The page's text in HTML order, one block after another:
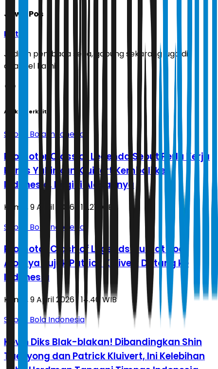
Jawa Pos
Ikuti
Jadilah pembaca setia, gabung sekarang juga di
channel kami!
Artikel Terkait
Sepak Bola Indonesia
Promotor Class of Legenda Sebut Perlu Kerja
Keras Yakinkan Kluivert Kembali ke
Indonesia, Begini Alasannya
Kamis, 9 April 2026 | 17.21 WIB
Sepak Bola Indonesia
Promotor Clash of Legends Curhat Soal
Alotnya Bujuk Patrick Kluivert Datang ke
Indonesia
Kamis, 9 April 2026 | 14.40 WIB
Sepak Bola Indonesia
Kevin Diks Blak-blakan! Dibandingkan Shin
Tae-yong dan Patrick Kluivert, Ini Kelebihan